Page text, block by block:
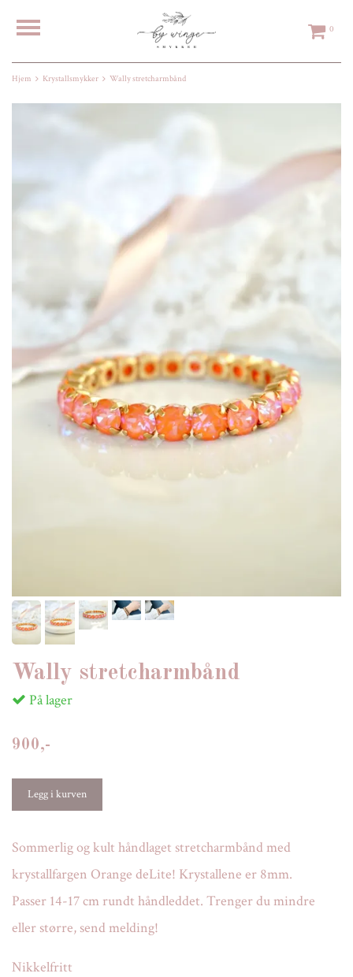
0
Hjem Krystallsmykker Wally stretcharmbånd
Wally stretcharmbånd
På lager
900,-
Sommerlig og kult håndlaget stretcharmbånd med
krystallfargen Orange deLite! Krystallene er 8mm.
Passer 14-17 cm rundt håndleddet. Trenger du mindre
eller større, send melding!
Nikkelfritt